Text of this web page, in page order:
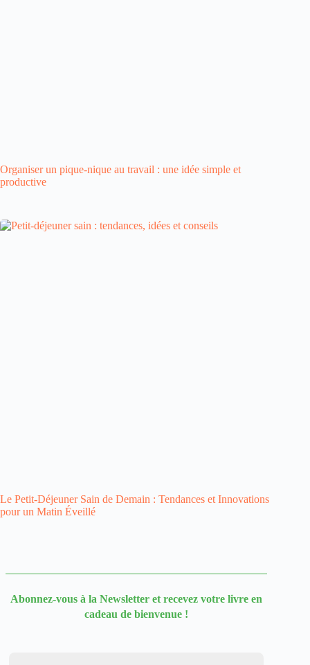
Organiser un pique-nique au travail : une idée simple et
productive
Le Petit-Déjeuner Sain de Demain : Tendances et Innovations
pour un Matin Éveillé
Abonnez-vous à la Newsletter et recevez votre livre en
cadeau de bienvenue !